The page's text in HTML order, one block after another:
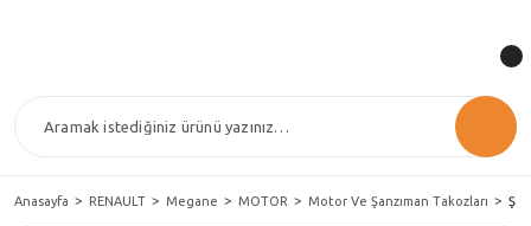
Anasayfa RENAULT Megane MOTOR Motor Ve Şanzıman Takozları